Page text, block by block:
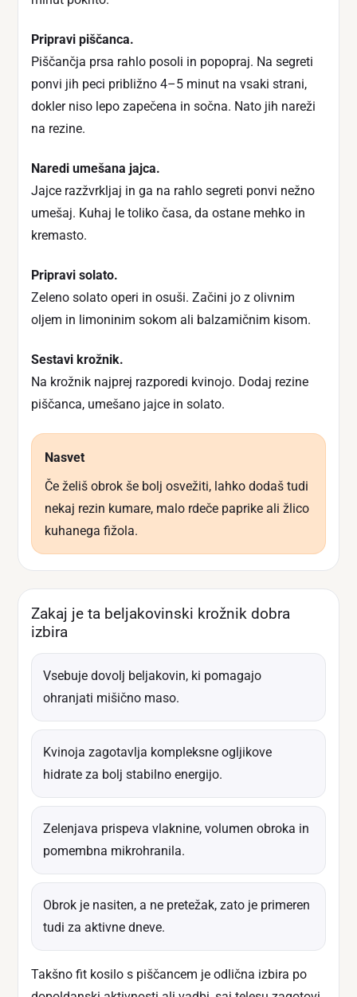
Pripravi piščanca.
Piščančja prsa rahlo posoli in popopraj. Na segreti
ponvi jih peci približno 4–5 minut na vsaki strani,
dokler niso lepo zapečena in sočna. Nato jih nareži
na rezine.
Naredi umešana jajca.
Jajce razžvrkljaj in ga na rahlo segreti ponvi nežno
umešaj. Kuhaj le toliko časa, da ostane mehko in
kremasto.
Pripravi solato.
Zeleno solato operi in osuši. Začini jo z olivnim
oljem in limoninim sokom ali balzamičnim kisom.
Sestavi krožnik.
Na krožnik najprej razporedi kvinojo. Dodaj rezine
piščanca, umešano jajce in solato.
Nasvet
Če želiš obrok še bolj osvežiti, lahko dodaš tudi
nekaj rezin kumare, malo rdeče paprike ali žlico
kuhanega fižola.
Zakaj je ta beljakovinski krožnik dobra
izbira
Vsebuje dovolj beljakovin, ki pomagajo
ohranjati mišično maso.
Kvinoja zagotavlja kompleksne ogljikove
hidrate za bolj stabilno energijo.
Zelenjava prispeva vlaknine, volumen obroka in
pomembna mikrohranila.
Obrok je nasiten, a ne pretežak, zato je primeren
tudi za aktivne dneve.
Takšno fit kosilo s piščancem je odlična izbira po